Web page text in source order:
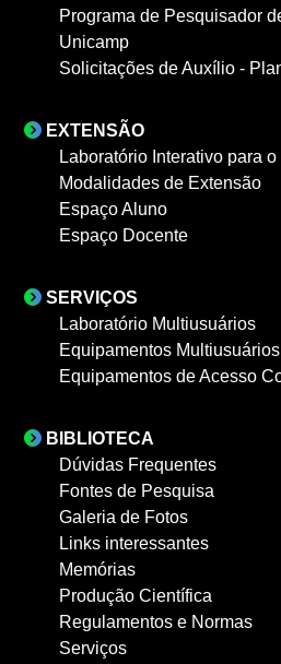
Programa de Pesquisador
Unicamp
Solicitações de Auxílio -
EXTENSÃO
Laboratório Interativo para
Modalidades de Extensão
Espaço Aluno
Espaço Docente
SERVIÇOS
Laboratório Multiusuários
Equipamentos Multiusuários
Equipamentos de Acesso
BIBLIOTECA
Dúvidas Frequentes
Fontes de Pesquisa
Galeria de Fotos
Links interessantes
Memórias
Produção Científica
Regulamentos e Normas
Serviços